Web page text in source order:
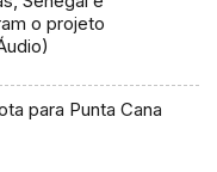
o projeto
para Punta Cana